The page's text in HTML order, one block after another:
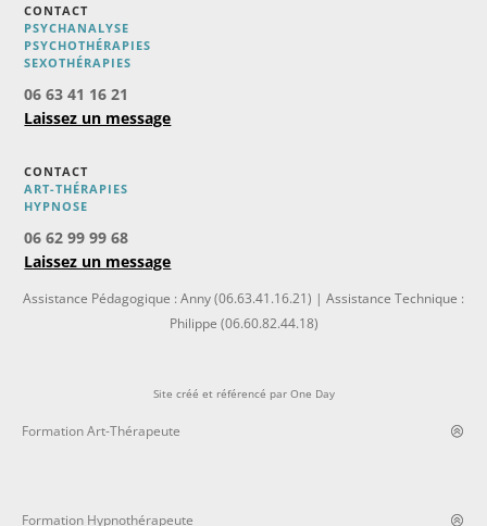
CONTACT
PSYCHANALYSE
PSYCHOTHÉRAPIES
SEXOTHÉRAPIES
06 63 41 16 21
Laissez un message
CONTACT
ART-THÉRAPIES
HYPNOSE
06 62 99 99 68
Laissez un message
Assistance Pédagogique : Anny (06.63.41.16.21) | Assistance Technique :
Philippe (06.60.82.44.18)
Site créé et référencé par One Day
Formation Art-Thérapeute
Formation Hypnothérapeute